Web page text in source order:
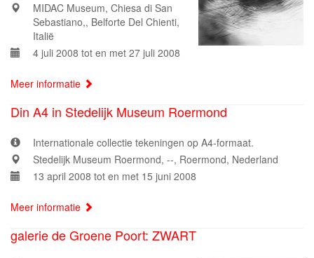
MIDAC Museum, Chiesa di San
Sebastiano,, Belforte Del Chienti,
Italië
4 juli 2008 tot en met 27 juli 2008
Meer informatie
Din A4 in Stedelijk Museum Roermond
Internationale collectie tekeningen op A4-formaat.
Stedelijk Museum Roermond, --, Roermond, Nederland
13 april 2008 tot en met 15 juni 2008
Meer informatie
galerie de Groene Poort: ZWART